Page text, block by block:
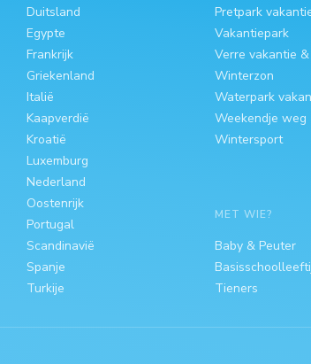
Duitsland
Egypte
Frankrijk
Griekenland
Italië
Kaapverdië
Kroatië
Luxemburg
Nederland
Oostenrijk
Portugal
Scandinavië
Spanje
Turkije
Pretpark
Vakantiepark
Verre vakantie &
Winterzon
Waterpark
Weekendje weg
Wintersport
MET WIE?
Baby & Peuter
Tieners